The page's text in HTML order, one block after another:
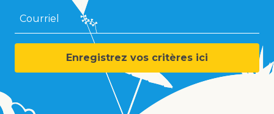
Courriel
Enregistrez vos critères ici